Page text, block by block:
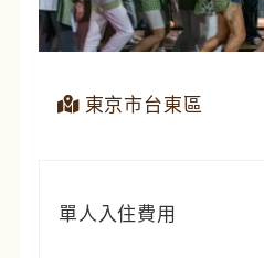
東京市台東區
單人入住費用